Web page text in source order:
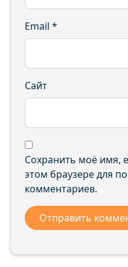
Email *
Сайт
Сохранить моё имя,
этом браузере для
комментариев.